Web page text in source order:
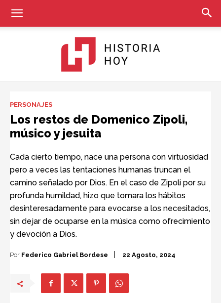
PERSONAJES
Los restos de Domenico Zipoli,
músico y jesuita
Cada cierto tiempo, nace una persona con virtuosidad
pero a veces las tentaciones humanas truncan el
camino señalado por Dios. En el caso de Zipoli por su
profunda humildad, hizo que tomara los hábitos
desinteresadamente para evocarse a los necesitados,
sin dejar de ocuparse en la música como ofrecimiento
y devoción a Dios.
Por Federico Gabriel Bordese 22 Agosto, 2024